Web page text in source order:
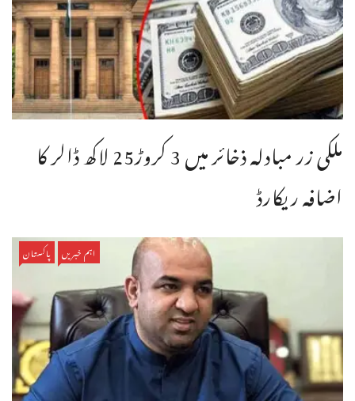
ملکی زر مبادلہ ذخائر میں 3 کروڑ25 لاکھ ڈالر کا
اضافہ ریکارڈ
اہم خبریں پاکستان